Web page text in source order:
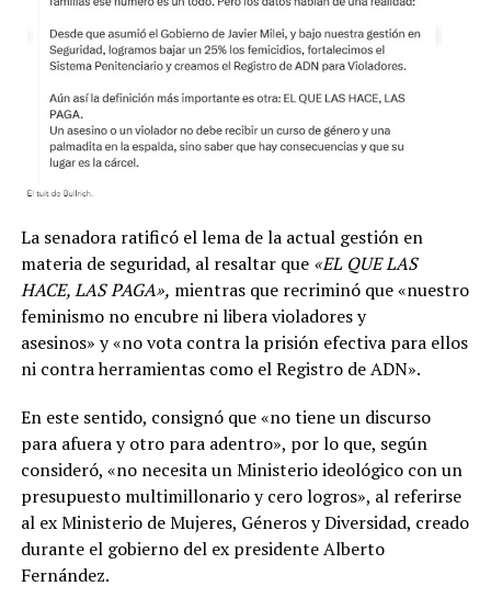
La senadora ratificó el lema de la actual gestión en
materia de seguridad, al resaltar que «EL QUE LAS
HACE, LAS PAGA», mientras que recriminó que «nuestro
feminismo no encubre ni libera violadores y
asesinos» y «no vota contra la prisión efectiva para ellos
ni contra herramientas como el Registro de ADN».
En este sentido, consignó que «no tiene un discurso
para afuera y otro para adentro», por lo que, según
consideró, «no necesita un Ministerio ideológico con un
presupuesto multimillonario y cero logros», al referirse
al ex Ministerio de Mujeres, Géneros y Diversidad, creado
durante el gobierno del ex presidente Alberto
Fernández.